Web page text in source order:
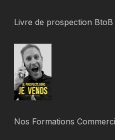
Livre de prospection BtoB
Nos Formations